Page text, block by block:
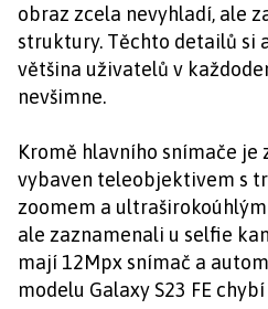
obraz zcela nevyhladí, ale
struktury. Těchto detailů si
většina uživatelů v
nevšimne.
Kromě hlavního snímače
vybaven teleobjektivem s
zoomem a
ale zaznamenali u selfie
mají 12Mpx snímač a
modelu Galaxy S23 FE